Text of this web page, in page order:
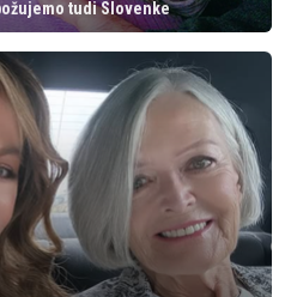
tudi Slovenke